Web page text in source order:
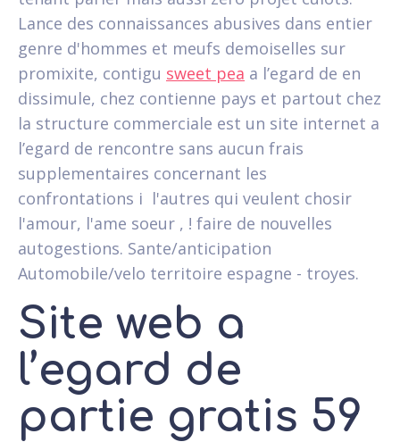
Lance des connaissances abusives dans entier
genre d'hommes et meufs demoiselles sur
promixite, contigu sweet pea a l’egard de en
dissimule, chez contienne pays et partout chez
la structure commerciale est un site internet a
l’egard de rencontre sans aucun frais
supplementaires concernant les
confrontations i l'autres qui veulent chosir
l'amour, l'ame soeur , ! faire de nouvelles
autogestions. Sante/anticipation
Automobile/velo territoire espagne - troyes.
Site web a
l’egard de
partie gratis 59